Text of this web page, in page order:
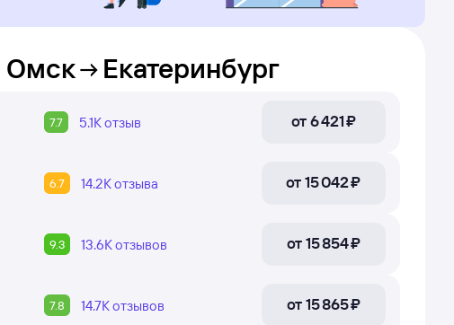
Омск Екатеринбург
7.7 5.1Котзыв от6 ⁠421 ⁠₽
6.7 14.2Котзыва от 15 ⁠042 ⁠₽
9.3 13.6Котзывов от15 ⁠854 ⁠₽
7.8 14.7Котзывов от15 ⁠865 ⁠₽